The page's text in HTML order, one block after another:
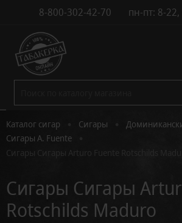
8-800-302-42-70 пн-пт: 8-
Каталог сигар Сигары
Сигары A. Fuente
Сигары Сигары Arturo Fuente Rotschilds
Сигары Сигары
Rotschilds Maduro